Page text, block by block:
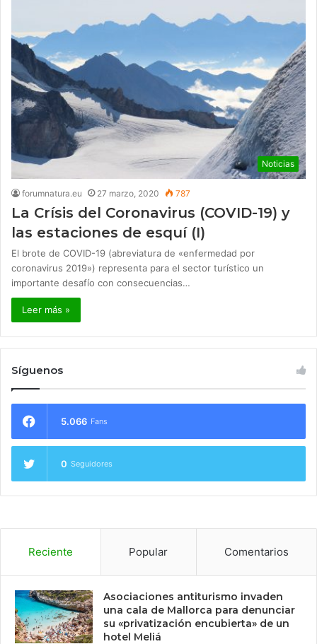
Noticias
forumnatura.eu 27 marzo, 2020 787
La Crísis del Coronavirus (COVID-19) y
las estaciones de esquí (I)
El brote de COVID-19 (abreviatura de «enfermedad por
coronavirus 2019») representa para el sector turístico un
importante desafío con consecuencias…
Leer más »
Síguenos
5.066 Fans
0 Seguidores
Reciente Popular Comentarios
Asociaciones antiturismo invaden
una cala de Mallorca para denunciar
su «privatización encubierta» de un
hotel Meliá